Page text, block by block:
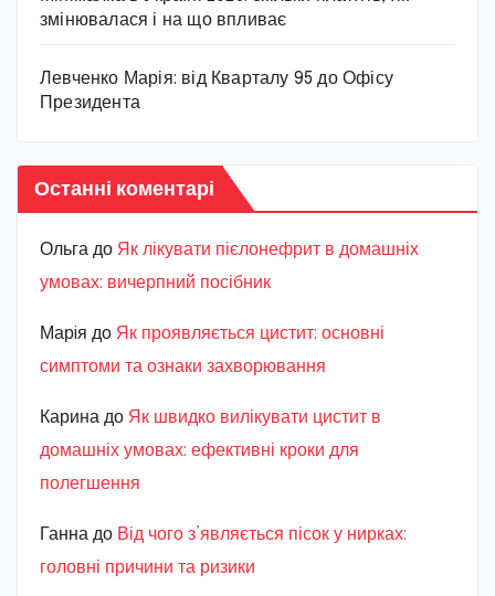
змінювалася і на що впливає
Левченко Марія: від Кварталу 95 до Офісу
Президента
Останні коментарі
Ольга до Як лікувати пієлонефрит в домашніх
умовах: вичерпний посібник
Марiя до Як проявляється цистит: основні
симптоми та ознаки захворювання
Карина до Як швидко вилікувати цистит в
домашніх умовах: ефективні кроки для
полегшення
Ганна до Від чого з’являється пісок у нирках:
головні причини та ризики